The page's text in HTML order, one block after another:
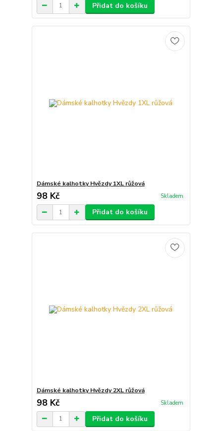
Přidat do košíku
Dámské kalhotky Hvězdy 1XL růžová
98 Kč Skladem
Přidat do košíku
Dámské kalhotky Hvězdy 2XL růžová
98 Kč Skladem
Přidat do košíku